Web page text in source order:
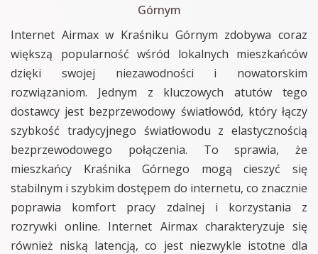
Górnym
Internet Airmax w Kraśniku Górnym zdobywa coraz
większą popularność wśród lokalnych mieszkańców
dzięki swojej niezawodności i nowatorskim
rozwiązaniom. Jednym z kluczowych atutów tego
dostawcy jest bezprzewodowy światłowód, który łączy
szybkość tradycyjnego światłowodu z elastycznością
bezprzewodowego połączenia. To sprawia, że
mieszkańcy Kraśnika Górnego mogą cieszyć się
stabilnym i szybkim dostępem do internetu, co znacznie
poprawia komfort pracy zdalnej i korzystania z
rozrywki online. Internet Airmax charakteryzuje się
również niską latencją, co jest niezwykle istotne dla